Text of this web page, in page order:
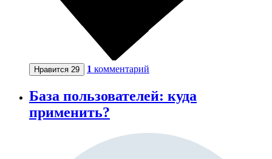
Нравится 29 1 комментарий
База пользователей: куда
применить?